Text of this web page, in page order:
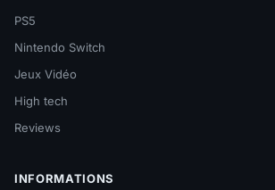
PS5
Nintendo Switch
Jeux Vidéo
High tech
Reviews
INFORMATIONS